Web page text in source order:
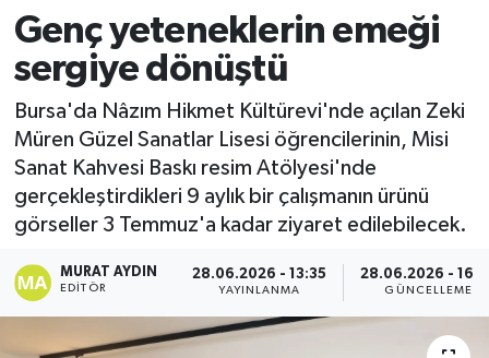
Genç yeteneklerin emeği
sergiye dönüştü
Bursa'da Nâzım Hikmet Kültürevi'nde açılan Zeki
Müren Güzel Sanatlar Lisesi öğrencilerinin, Misi
Sanat Kahvesi Baskı resim Atölyesi'nde
gerçekleştirdikleri 9 aylık bir çalışmanın ürünü
görseller 3 Temmuz'a kadar ziyaret edilebilecek.
MURAT AYDIN
EDITÖR
28.06.2026 - 13:35
YAYINLANMA
28.06.2026 -
GÜNCELLEME
EKONOMİ
EĞİTİM
SPOR
Süper Lig Puan Durumu ve Fikstür
Tüm Manşetler
Son Dakika Haberleri